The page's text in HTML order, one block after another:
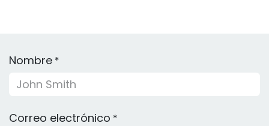
Nombre *
Correo electrónico *